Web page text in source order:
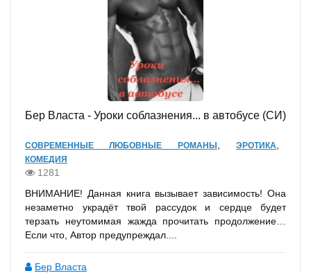
Бер Власта - Уроки соблазнения... в автобусе (СИ)
СОВРЕМЕННЫЕ ЛЮБОВНЫЕ РОМАНЫ ,ЭРОТИКА
КОМЕДИЯ
1281
ВНИМАНИЕ! Данная книга вызывает зависимость! Она
незаметно украдёт твой рассудок и сердце будет
терзать неутомимая жажда прочитать продолжение…
Если что, Автор предупреждал....
Бер Власта